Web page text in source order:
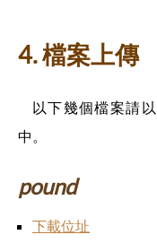
4. 檔案上傳
以下幾個檔案請
中。
pound
下載位址